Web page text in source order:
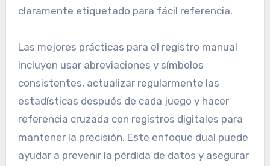
claramente etiquetado para fácil referencia.
Las mejores prácticas para el registro manual
incluyen usar abreviaciones y símbolos
consistentes, actualizar regularmente las
estadísticas después de cada juego y hacer
referencia cruzada con registros digitales para
mantener la precisión. Este enfoque dual puede
ayudar a prevenir la pérdida de datos y asegurar